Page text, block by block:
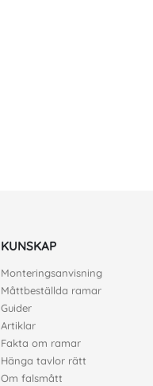
KUNSKAP
Monteringsanvisning
Måttbeställda ramar
Guider
Artiklar
Fakta om ramar
Hänga tavlor rätt
Om falsmått